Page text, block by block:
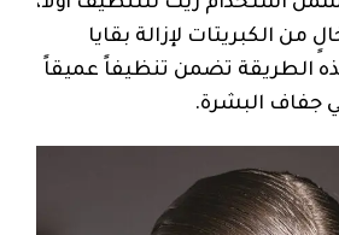
الكبريتات لإزالة بقايا
الطريقة تضمن تنظيفاً عميقاً
جفاف البشرة.